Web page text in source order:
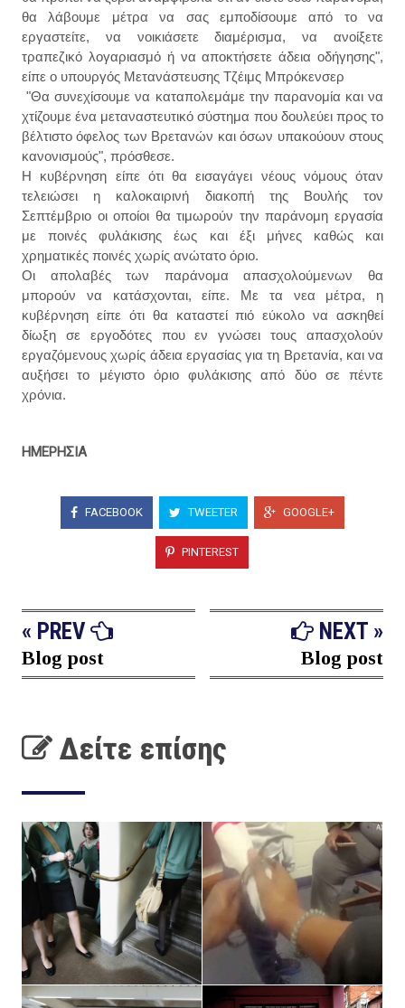
θα λάβουμε μέτρα να σας εμποδίσουμε από το να
εργαστείτε, να νοικιάσετε διαμέρισμα, να ανοίξετε
τραπεζικό λογαριασμό ή να αποκτήσετε άδεια οδήγησης",
είπε ο υπουργός Μετανάστευσης Τζέιμς Μπρόκενσερ
"Θα συνεχίσουμε να καταπολεμάμε την παρανομία και να
χτίζουμε ένα μεταναστευτικό σύστημα που δουλεύει προς το
βέλτιστο όφελος των Βρετανών και όσων υπακούουν στους
κανονισμούς", πρόσθεσε.
Η κυβέρνηση είπε ότι θα εισαγάγει νέους νόμους όταν
τελειώσει η καλοκαιρινή διακοπή της Βουλής τον
Σεπτέμβριο οι οποίοι θα τιμωρούν την παράνομη εργασία
με ποινές φυλάκισης έως και έξι μήνες καθώς και
χρηματικές ποινές χωρίς ανώτατο όριο.
Οι απολαβές των παράνομα απασχολούμενων θα
μπορούν να κατάσχονται, είπε. Με τα νεα μέτρα, η
κυβέρνηση είπε ότι θα καταστεί πιό εύκολο να ασκηθεί
δίωξη σε εργοδότες που εν γνώσει τους απασχολούν
εργαζόμενους χωρίς άδεια εργασίας για τη Βρετανία, και να
αυξήσει το μέγιστο όριο φυλάκισης από δύο σε πέντε
χρόνια.
ΗΜΕΡΗΣΙΑ
FACEBOOK TWEETER GOOGLE+
PINTEREST
« PREV
Blog post
NEXT »
Blog post
Δείτε επίσης